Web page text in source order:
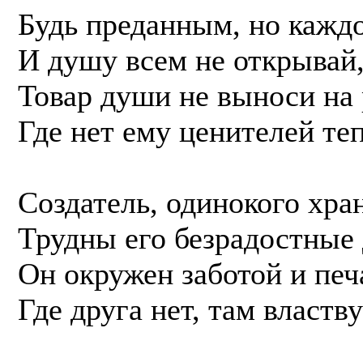
Будь преданным, но
И душу всем не
Товар души не выноси
Где нет ему ценителей
Создатель, одинокого
Трудны его
Он окружен заботой и
Где друга нет, там